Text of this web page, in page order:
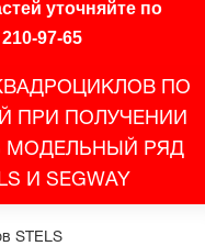
уточняйте по
97-65
ПО
ПРИ ПОЛУЧЕНИИ
МОДЕЛЬНЫЙ РЯД
И SEGWAY
STELS